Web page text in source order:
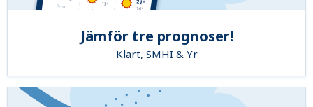
Jämför tre prognoser!
Klart, SMHI & Yr